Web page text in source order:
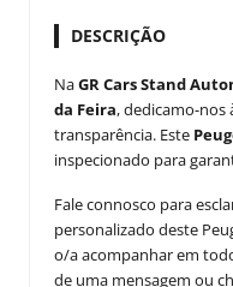
DESCRIÇÃO
NaGR Cars Stand
da Feira, dedicamo-nos
transparência. Este
inspecionado para
Fale connosco para
personalizado deste
o/a acompanhar em
de uma mensagem ou